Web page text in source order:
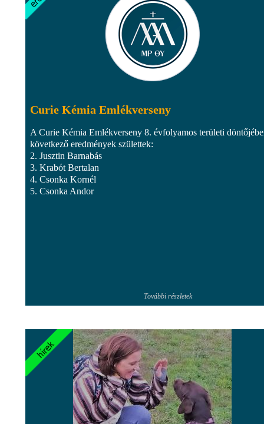
Curie Kémia Emlékverseny
A Curie Kémia Emlékverseny 8. évfolyamos területi
következő eredmények születtek:
2. Jusztin Barnabás
3. Krabót Bertalan
4. Csonka Kornél
5. Csonka Andor
További részletek